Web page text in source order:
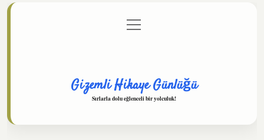
Gizlilik Politikası
menüyü
aç
Gizemli Hikaye Günlüğü
Sırlarla dolu eğlenceli bir yolculuk!